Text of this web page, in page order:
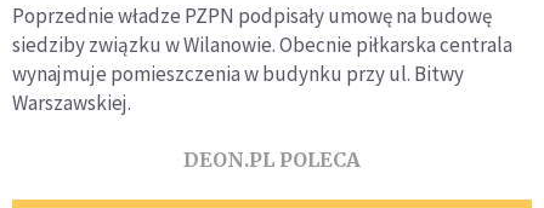
Poprzednie władze PZPN podpisały umowę na budowę
siedziby związku w Wilanowie. Obecnie piłkarska centrala
wynajmuje pomieszczenia w budynku przy ul. Bitwy
Warszawskiej.
DEON.PL POLECA